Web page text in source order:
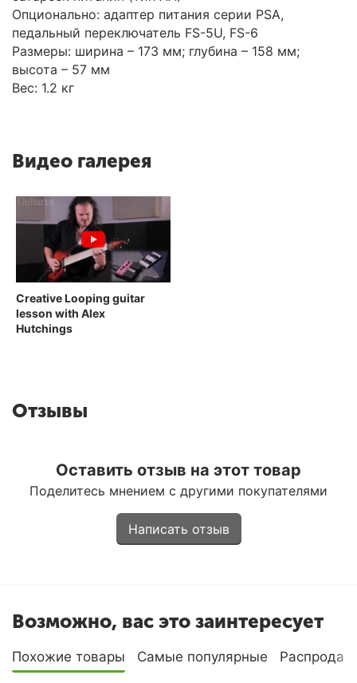
Опционально: адаптер питания серии PSA,
педальный переключатель FS-5U, FS-6
Размеры: ширина – 173 мм; глубина – 158 мм;
высота – 57 мм
Вес: 1.2 кг
Видео галерея
Creative Looping guitar
lesson with Alex
Hutchings
Отзывы
Оставить отзыв на этот товар
Поделитесь мнением с другими покупателями
Написать отзыв
Возможно, вас это заинтересует
Похожие товары Самые популярные